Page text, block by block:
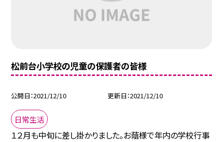
松前台小学校の児童の保護者の皆様
公開日 2021/12/10 更新日 2021/12/10
日常生活
１２月も中旬に差し掛かりました。お蔭様で年内の学校行事